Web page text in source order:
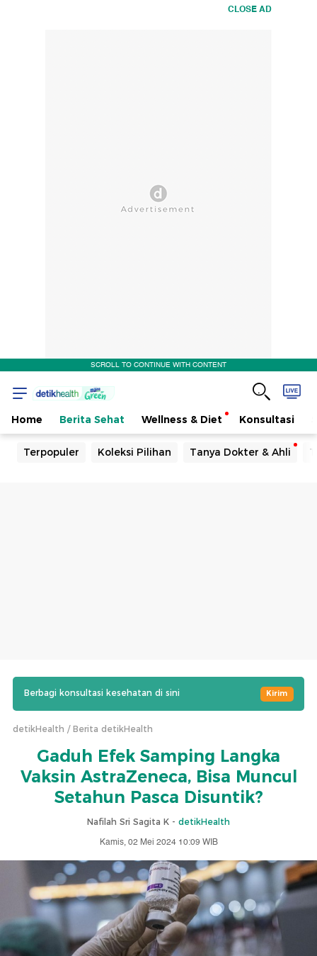
CLOSE AD
SCROLL TO CONTINUE WITH CONTENT
Home Berita Sehat Wellness & Diet Konsultasi
Terpopuler Koleksi Pilihan Tanya Dokter & Ahli
Berbagi konsultasi kesehatan di sini Kirim
detikHealth Berita detikHealth
Gaduh Efek Samping Langka
Vaksin AstraZeneca, Bisa Muncul
Setahun Pasca Disuntik?
Nafilah Sri Sagita K - detikHealth
Kamis, 02 Mei 2024 10:09 WIB